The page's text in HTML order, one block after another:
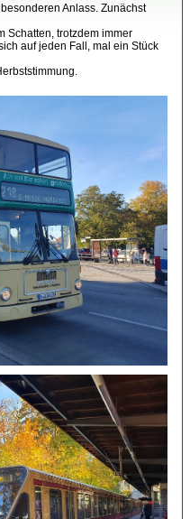
Anlass. Zunächst
Schatten, trotzdem immer
auf jeden Fall, mal ein Stück